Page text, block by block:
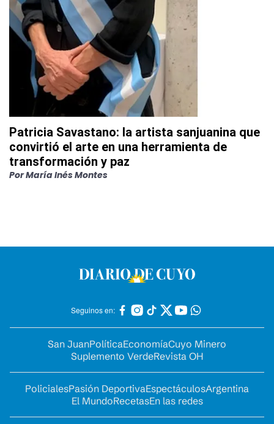
Patricia Savastano: la artista sanjuanina que
convirtió el arte en una herramienta de
transformación y paz
PorMaría Inés Montes
Seguinos en:
San JuanPolíticaEconomíaCuyo Minero
Suplemento VerdeRevista OH
PolicialesPasión DeportivaEspectáculosArgentina
El MundoRecetasEn las redes